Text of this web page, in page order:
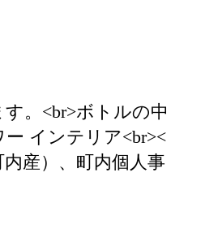
。<br>ボトルの中
インテリア<br><
産）、町内個人事